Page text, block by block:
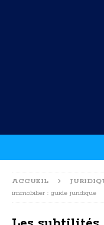
ACCUEIL
immobilier : guide juridique